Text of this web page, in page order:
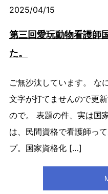
2025/04/15
第三回愛玩動物看護師
た。
ご無沙汰しています。 な
文字が打てませんので更
ので。 表題の件、実は国
は、民間資格で看護師っ
プ。国家資格化 […]